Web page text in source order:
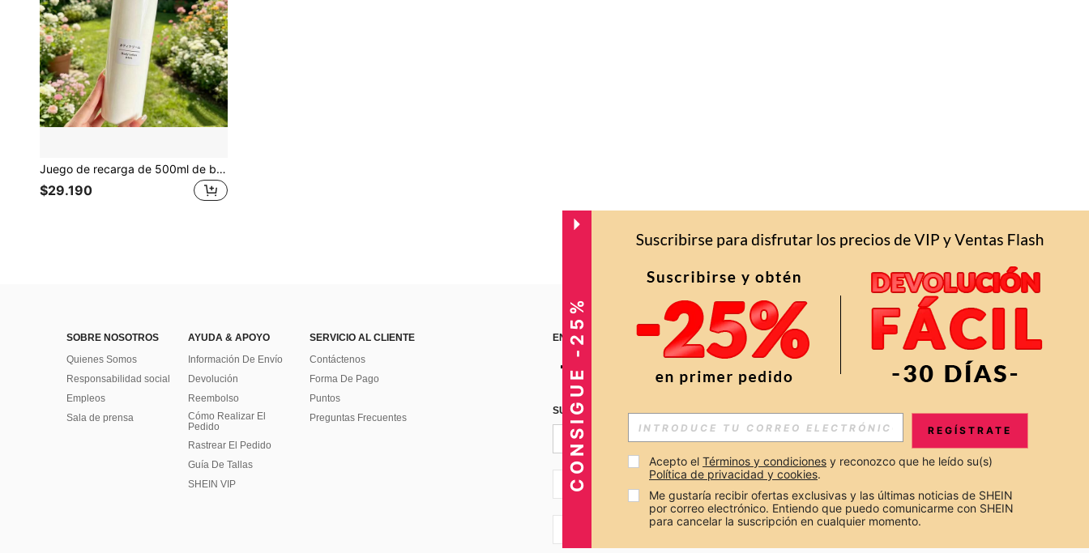
Juego de recarga de 500ml de botella de pared gruesa marrón para champú, gel de baño, acondicionador + exfoliante corporal de sal marina, mascarilla capilar en empaque individual
$29.190
SOBRE NOSOTROS
Quienes Somos
Responsabilidad social
Empleos
Sala de prensa
AYUDA & APOYO
Información De Envío
Devolución
Reembolso
Cómo Realizar El
Pedido
Rastrear El Pedido
Guía De Tallas
SHEIN VIP
SERVICIO AL CLIENTE
Contáctenos
Forma De Pago
Puntos
Preguntas Frecuentes
ENCUÉNTRANOS EN APP
SUSCRÍBETE PARA RECIBIR OFERTAS EXCLUSIVAS, PROMOCIONES Y NOTICIAS DE SHEIN
CO + 57
CONSIGUE -25% REGÍSTRATE
Acepto el Términos y condiciones y reconozco que he leído su(s)
Política de privacidad y cookies.
Me gustaría recibir ofertas exclusivas y las últimas noticias de SHEIN
por correo electrónico. Entiendo que puedo comunicarme con SHEIN
para cancelar la suscripción en cualquier momento.